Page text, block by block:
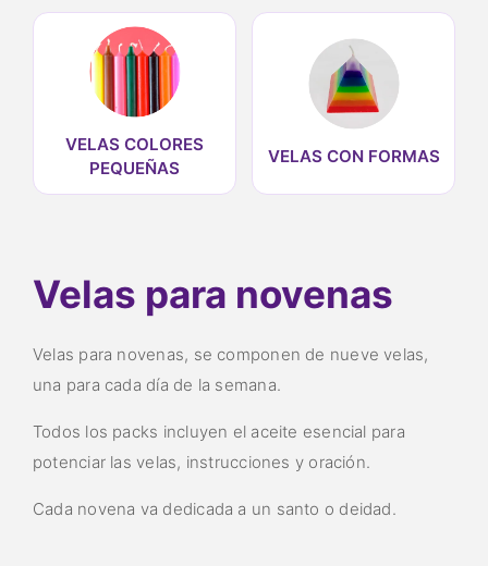
VELAS COLORES
PEQUEÑAS
VELAS CON FORMAS
Velas para novenas
Velas para novenas, se componen de nueve velas,
una para cada día de la semana.
Todos los packs incluyen el aceite esencial para
potenciar las velas, instrucciones y oración.
Cada novena va dedicada a un santo o deidad.